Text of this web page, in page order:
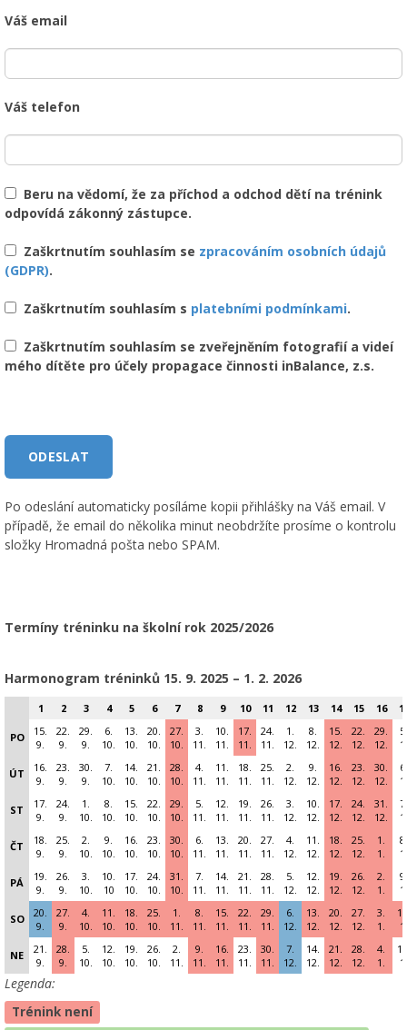
Váš email
Váš telefon
Beru na vědomí, že za příchod a odchod dětí na trénink
odpovídá zákonný zástupce.
Zaškrtnutím souhlasím se zpracováním osobních údajů
(GDPR).
Zaškrtnutím souhlasím s platebními podmínkami.
Zaškrtnutím souhlasím se zveřejněním fotografií a videí
mého dítěte pro účely propagace činnosti inBalance, z.s.
Po odeslání automaticky posíláme kopii přihlášky na Váš email. V
případě, že email do několika minut neobdržíte prosíme o kontrolu
složky Hromadná pošta nebo SPAM.
Termíny tréninku na školní rok 2025/2026
Harmonogram tréninků 15. 9. 2025 – 1. 2. 2026
1 2 3 4 5 6 7 8 9 10 11 12 13 14 15 16
PO
15.
9.
22.
9.
29.
9.
6.
10.
13.
10.
20.
10.
27.
10.
3.
11.
10.
11.
17.
11.
24.
11.
1.
12.
8.
12.
15.
12.
22.
12.
29.
12.
5.
1.
ÚT
16.
9.
23.
9.
30.
9.
7.
10.
14.
10.
21.
10.
28.
10.
4.
11.
11.
11.
18.
11.
25.
11.
2.
12.
9.
12.
16.
12.
23.
12.
30.
12.
6.
1.
ST
17.
9.
24.
9.
1.
10.
8.
10.
15.
10.
22.
10.
29.
10.
5.
11.
12.
11.
19.
11.
26.
11.
3.
12.
10.
12.
17.
12.
24.
12.
31.
12.
7.
1.
ČT
18.
9.
25.
9.
2.
10.
9.
10.
16.
10.
23.
10.
30.
10.
6.
11.
13.
11.
20.
11.
27.
11.
4.
12.
11.
12.
18.
12.
25.
12.
1.
1.
8.
1.
PÁ
19.
9.
26.
9.
3.
10.
10.
10
17.
10.
24.
10.
31.
10.
7.
11.
14.
11.
21.
11.
28.
11.
5.
12.
12.
12.
19.
12.
26.
12.
2.
1.
9.
1.
SO
20.
9.
27.
9.
4.
10.
11.
10.
18.
10.
25.
10.
1.
11.
8.
11.
15.
11.
22.
11.
29.
11.
6.
12.
13.
12.
20.
12.
27.
12.
3.
1.
1.
NE
21.
9.
28.
9.
5.
10.
12.
10.
19.
10.
26.
10.
2.
11.
9.
11.
16.
11.
23.
11.
30.
11.
7.
12.
14.
12.
21.
12.
28.
12.
4.
1.
1.
Legenda:
Trénink není